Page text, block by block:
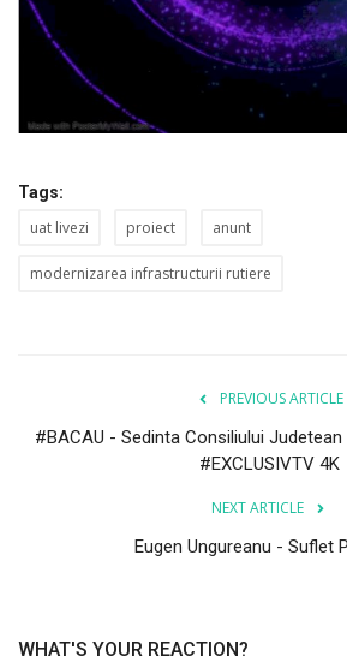
Tags:
uat livezi proiect anunt
modernizarea infrastructurii rutiere
PREVIOUS ARTICLE
#BACAU - Sedinta Consiliului Judetean
#EXCLUSIVTV 4K
NEXT ARTICLE
Eugen Ungureanu - Suflet
WHAT'S YOUR REACTION?